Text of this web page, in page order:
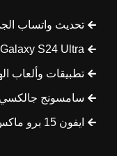
تحديث واتساب
Galaxy S24 Ultra
تطبيقات وألعاب
سامسونج جالكسي
ايفون 15 برو ماكس